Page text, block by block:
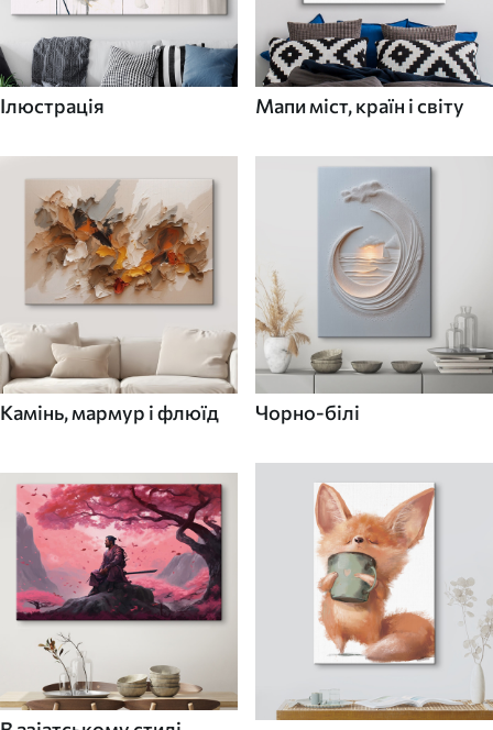
Ілюстрація Мапи міст, країн і світу
Камінь, мармур і флюїд Чорно-білі